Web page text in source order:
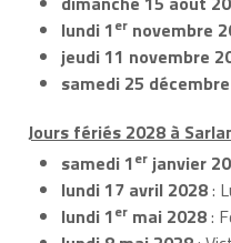
lundi 1er novembre
jeudi 11 novembre
samedi 25
Jours fériés 2028 à
samedi 1er janvier
lundi 17 avril 2028:
lundi 1er mai 2028: